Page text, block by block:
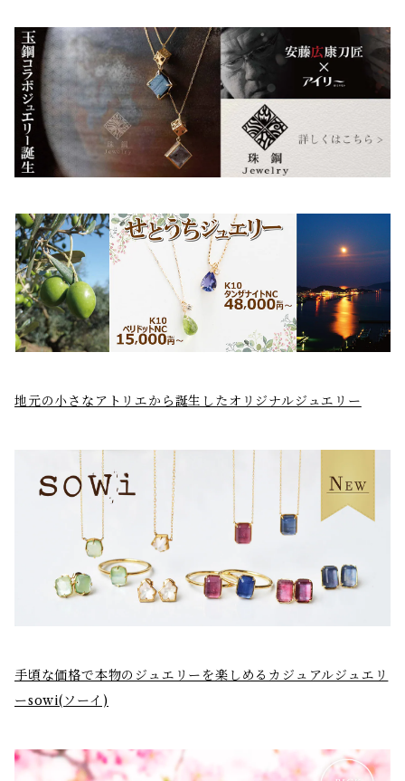
地元の小さなアトリエから誕生したオリジナルジュエリー
手頃な価格で本物のジュエリーを楽しめるカジュアルジュエリ
ーsowi(ソーイ)